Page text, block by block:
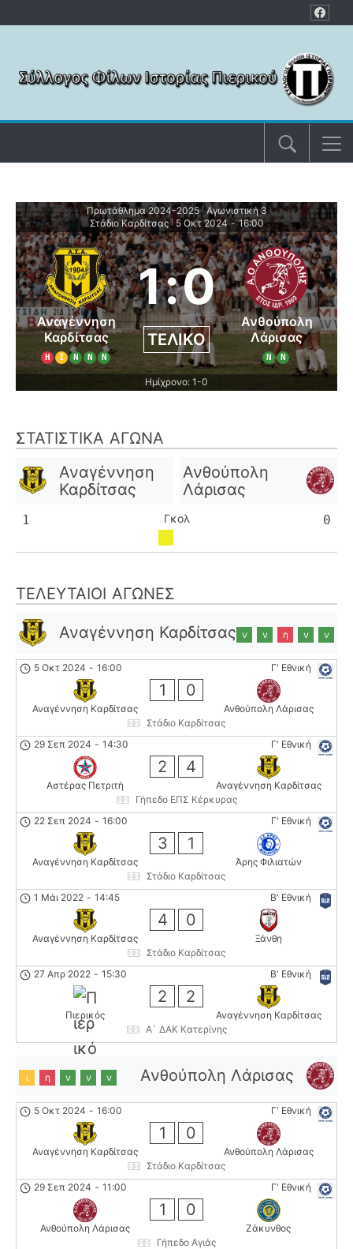
Πρωτάθλημα 2024-2025 | Αγωνιστική 3
Στάδιο Καρδίτσας | 5 Οκτ 2024 - 16:00
Αναγέννηση
Καρδίτσας
Η Ι Ν Ν Ν
1:0
ΤΕΛΙΚΌ
Ανθούπολη
Λάρισας
Ν Ν
Ημίχρονο: 1-0
ΣΤΑΤΙΣΤΙΚΆ ΑΓΏΝΑ
Αναγέννηση
Καρδίτσας
Ανθούπολη
Λάρισας
1 Γκολ 0
ΤΕΛΕΥΤΑΊΟΙ ΑΓΏΝΕΣ
Αναγέννηση Καρδίτσας ν ν η ν ν
Γ' Εθνική
5 Οκτ 2024 - 16:00
Αναγέννηση Καρδίτσας
1 0
Ανθούπολη Λάρισας
Στάδιο Καρδίτσας
Γ' Εθνική
29 Σεπ 2024 - 14:30
Αστέρας Πετριτή
2 4
Αναγέννηση Καρδίτσας
Γήπεδο ΕΠΣ Κέρκυρας
Γ' Εθνική
22 Σεπ 2024 - 16:00
Αναγέννηση Καρδίτσας
3 1
Άρης Φιλιατών
Στάδιο Καρδίτσας
Β' Εθνική
1 Μάι 2022 - 14:45
Αναγέννηση Καρδίτσας
4 0
Ξάνθη
Στάδιο Καρδίτσας
Β' Εθνική
27 Απρ 2022 - 15:30
Πιερικός
2 2
Αναγέννηση Καρδίτσας
Α` ΔΑΚ Κατερίνης
Ανθούπολη Λάρισας
ι η ν ν ν
Γ' Εθνική
5 Οκτ 2024 - 16:00
Αναγέννηση Καρδίτσας
1 0
Ανθούπολη Λάρισας
Στάδιο Καρδίτσας
Γ' Εθνική
29 Σεπ 2024 - 11:00
Ανθούπολη Λάρισας
1 0
Ζάκυνθος
Γήπεδο Αγιάς